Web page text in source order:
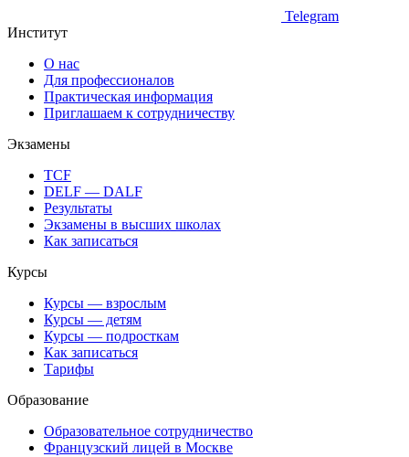
Telegram
Институт
О нас
Для профессионалов
Практическая информация
Приглашаем к сотрудничеству
Экзамены
TCF
DELF — DALF
Результаты
Экзамены в высших школах
Как записаться
Курсы
Курсы — взрослым
Курсы — детям
Курсы — подросткам
Как записаться
Тарифы
Образование
Образовательное сотрудничество
Французский лицей в Москве